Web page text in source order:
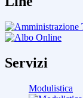
Servizi
Modulistica